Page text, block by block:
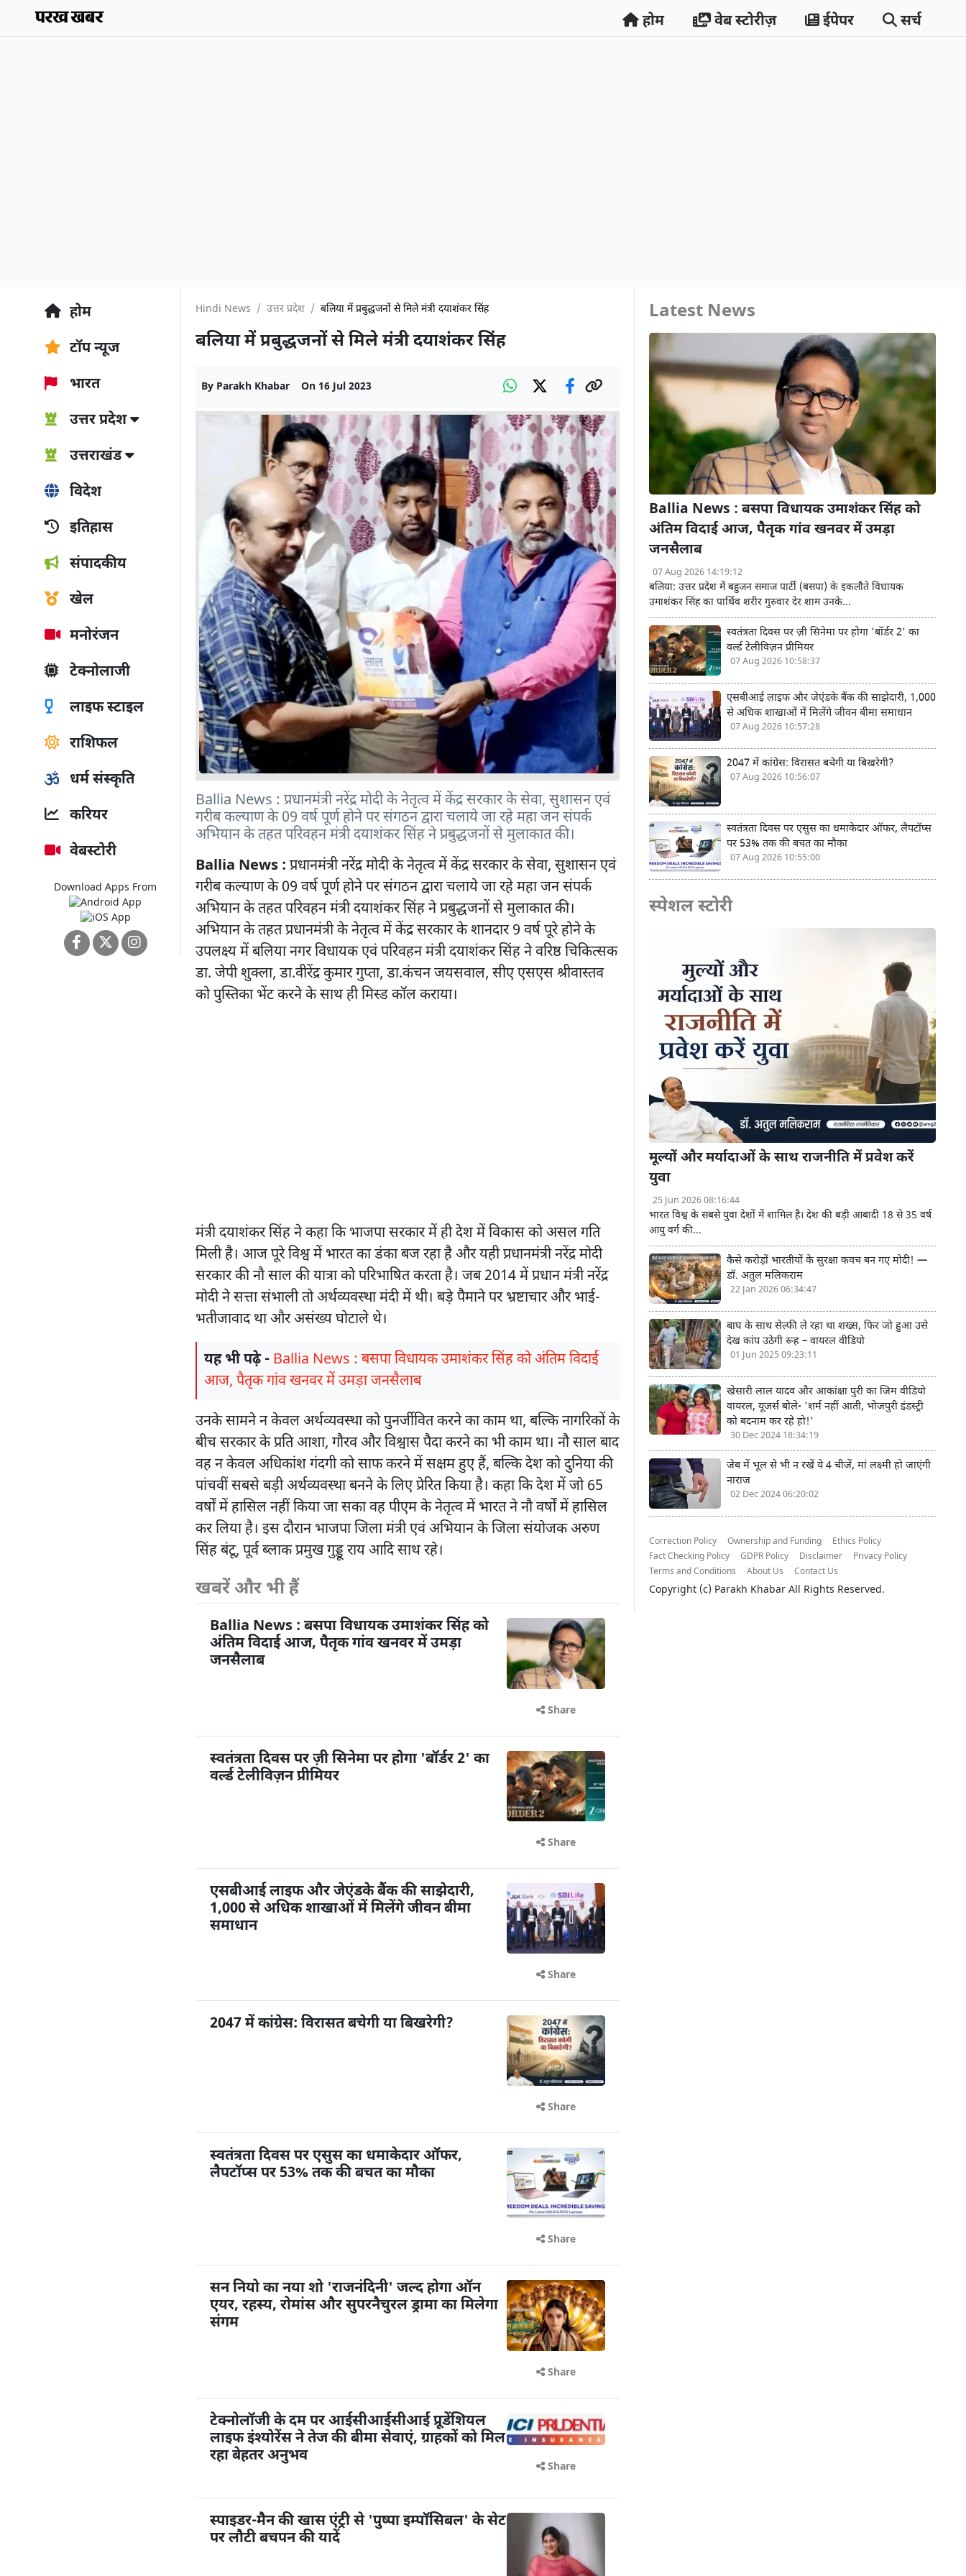
होम वेब स्टोरीज़ ईपेपर सर्च
होम
टॉप न्यूज
भारत
उत्तर प्रदेश
उत्तराखंड
विदेश
इतिहास
संपादकीय
खेल
मनोरंजन
टेक्नोलाजी
लाइफ स्टाइल
राशिफल
धर्म संस्कृति
करियर
वेबस्टोरी
Download Apps From
Hindi News उत्तर प्रदेश बलिया में प्रबुद्धजनों से मिले मंत्री दयाशंकर सिंह
बलिया में प्रबुद्धजनों से मिले मंत्री दयाशंकर सिंह
By Parakh Khabar On 16 Jul 2023
Ballia News : प्रधानमंत्री नरेंद्र मोदी के नेतृत्व में केंद्र सरकार के सेवा, सुशासन एवं
गरीब कल्याण के 09 वर्ष पूर्ण होने पर संगठन द्वारा चलाये जा रहे महा जन संपर्क
अभियान के तहत परिवहन मंत्री दयाशंकर सिंह ने प्रबुद्धजनों से मुलाकात की।
Ballia News : प्रधानमंत्री नरेंद्र मोदी के नेतृत्व में केंद्र सरकार के सेवा, सुशासन एवं
गरीब कल्याण के 09 वर्ष पूर्ण होने पर संगठन द्वारा चलाये जा रहे महा जन संपर्क
अभियान के तहत परिवहन मंत्री दयाशंकर सिंह ने प्रबुद्धजनों से मुलाकात की।
अभियान के तहत प्रधानमंत्री के नेतृत्व में केंद्र सरकार के शानदार 9 वर्ष पूरे होने के
उपलक्ष्य में बलिया नगर विधायक एवं परिवहन मंत्री दयाशंकर सिंह ने वरिष्ठ चिकित्सक
डा. जेपी शुक्ला, डा.वीरेंद्र कुमार गुप्ता, डा.कंचन जयसवाल, सीए एसएस श्रीवास्तव
को पुस्तिका भेंट करने के साथ ही मिस्ड कॉल कराया।
मंत्री दयाशंकर सिंह ने कहा कि भाजपा सरकार में ही देश में विकास को असल गति
मिली है। आज पूरे विश्व में भारत का डंका बज रहा है और यही प्रधानमंत्री नरेंद्र मोदी
सरकार की नौ साल की यात्रा को परिभाषित करता है। जब 2014 में प्रधान मंत्री नरेंद्र
मोदी ने सत्ता संभाली तो अर्थव्यवस्था मंदी में थी। बड़े पैमाने पर भ्रष्टाचार और भाई-
भतीजावाद था और असंख्य घोटाले थे।
यह भी पढ़े - Ballia News : बसपा विधायक उमाशंकर सिंह को अंतिम विदाई
आज, पैतृक गांव खनवर में उमड़ा जनसैलाब
उनके सामने न केवल अर्थव्यवस्था को पुनर्जीवित करने का काम था, बल्कि नागरिकों के
बीच सरकार के प्रति आशा, गौरव और विश्वास पैदा करने का भी काम था। नौ साल बाद
वह न केवल अधिकांश गंदगी को साफ करने में सक्षम हुए हैं, बल्कि देश को दुनिया की
पांचवीं सबसे बड़ी अर्थव्यवस्था बनने के लिए प्रेरित किया है। कहा कि देश में जो 65
वर्षों में हासिल नहीं किया जा सका वह पीएम के नेतृत्व में भारत ने नौ वर्षों में हासिल
कर लिया है। इस दौरान भाजपा जिला मंत्री एवं अभियान के जिला संयोजक अरुण
सिंह बंटू, पूर्व ब्लाक प्रमुख गुड्डू राय आदि साथ रहे।
खबरें और भी हैं
Ballia News : बसपा विधायक उमाशंकर सिंह को
अंतिम विदाई आज, पैतृक गांव खनवर में उमड़ा
जनसैलाब
Share
स्वतंत्रता दिवस पर ज़ी सिनेमा पर होगा 'बॉर्डर 2' का
वर्ल्ड टेलीविज़न प्रीमियर
Share
एसबीआई लाइफ और जेएंडके बैंक की साझेदारी,
1,000 से अधिक शाखाओं में मिलेंगे जीवन बीमा
समाधान
Share
2047 में कांग्रेस: विरासत बचेगी या बिखरेगी?
Share
स्वतंत्रता दिवस पर एसुस का धमाकेदार ऑफर,
लैपटॉप्स पर 53% तक की बचत का मौका
Share
सन नियो का नया शो 'राजनंदिनी' जल्द होगा ऑन
एयर, रहस्य, रोमांस और सुपरनैचुरल ड्रामा का मिलेगा
संगम
Share
टेक्नोलॉजी के दम पर आईसीआईसीआई प्रूडेंशियल
लाइफ इंश्योरेंस ने तेज की बीमा सेवाएं, ग्राहकों को मिल
रहा बेहतर अनुभव
Share
स्पाइडर-मैन की खास एंट्री से 'पुष्पा इम्पॉसिबल' के सेट
पर लौटी बचपन की यादें
Latest News
Ballia News : बसपा विधायक उमाशंकर सिंह को
अंतिम विदाई आज, पैतृक गांव खनवर में उमड़ा
जनसैलाब
07 Aug 2026 14:19:12
बलिया: उत्तर प्रदेश में बहुजन समाज पार्टी (बसपा) के इकलौते विधायक
उमाशंकर सिंह का पार्थिव शरीर गुरुवार देर शाम उनके...
स्वतंत्रता दिवस पर ज़ी सिनेमा पर होगा 'बॉर्डर 2' का
वर्ल्ड टेलीविज़न प्रीमियर
07 Aug 2026 10:58:37
एसबीआई लाइफ और जेएंडके बैंक की साझेदारी, 1,000
से अधिक शाखाओं में मिलेंगे जीवन बीमा समाधान
07 Aug 2026 10:57:28
2047 में कांग्रेस: विरासत बचेगी या बिखरेगी?
07 Aug 2026 10:56:07
स्वतंत्रता दिवस पर एसुस का धमाकेदार ऑफर, लैपटॉप्स
पर 53% तक की बचत का मौका
07 Aug 2026 10:55:00
स्पेशल स्टोरी
मूल्यों और मर्यादाओं के साथ राजनीति में प्रवेश करें
युवा
25 Jun 2026 08:16:44
भारत विश्व के सबसे युवा देशों में शामिल है। देश की बड़ी आबादी 18 से 35 वर्ष
आयु वर्ग की...
कैसे करोड़ों भारतीयों के सुरक्षा कवच बन गए मोदी! —
डॉ. अतुल मलिकराम
22 Jan 2026 06:34:47
बाघ के साथ सेल्फी ले रहा था शख्स, फिर जो हुआ उसे
देख कांप उठेगी रूह – वायरल वीडियो
01 Jun 2025 09:23:11
खेसारी लाल यादव और आकांक्षा पुरी का जिम वीडियो
वायरल, यूजर्स बोले- 'शर्म नहीं आती, भोजपुरी इंडस्ट्री
को बदनाम कर रहे हो!'
30 Dec 2024 18:34:19
जेब में भूल से भी न रखें ये 4 चीजें, मां लक्ष्मी हो जाएंगी
नाराज
02 Dec 2024 06:20:02
Correction Policy Ownership and Funding
Ethics Policy
Fact Checking Policy
GDPR Policy Disclaimer
Privacy Policy
Terms and Conditions
About Us Contact Us
Copyright (c) Parakh Khabar All Rights Reserved.